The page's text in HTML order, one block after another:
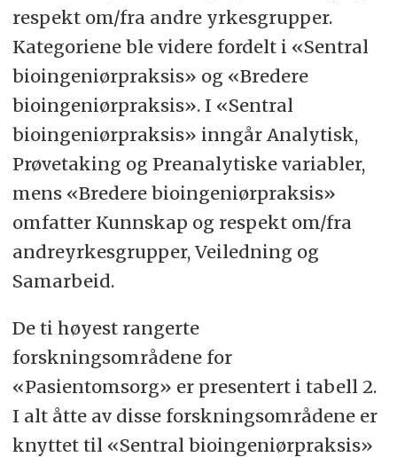
respekt om/fra andre yrkesgrupper.
Kategoriene ble videre fordelt i «Sentral
bioingeniørpraksis» og «Bredere
bioingeniørpraksis». I «Sentral
bioingeniørpraksis» inngår Analytisk,
Prøvetaking og Preanalytiske variabler,
mens «Bredere bioingeniørpraksis»
omfatter Kunnskap og respekt om/fra
andreyrkesgrupper, Veiledning og
Samarbeid.
De ti høyest rangerte
forskningsområdene for
«Pasientomsorg» er presentert i tabell 2.
I alt åtte av disse forskningsområdene er
knyttet til «Sentral bioingeniørpraksis»